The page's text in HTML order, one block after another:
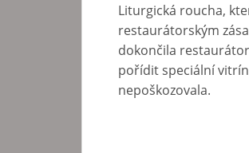
Liturgická roucha,
restaurátorským
dokončila
pořídit speciální
nepoškozovala.